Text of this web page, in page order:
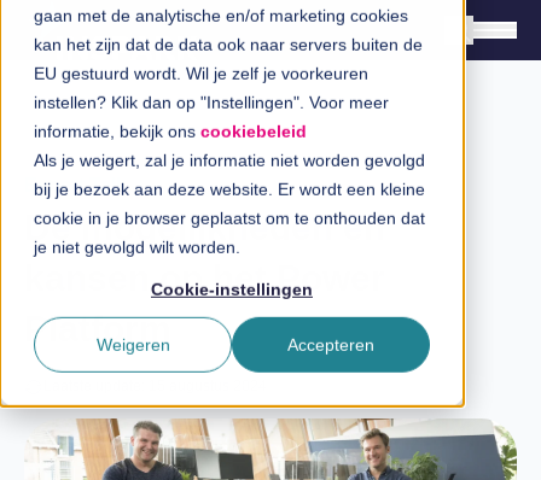
gaan met de analytische en/of marketing cookies
kan het zijn dat de data ook naar servers buiten de
EU gestuurd wordt. Wil je zelf je voorkeuren
instellen? Klik dan op "Instellingen". Voor meer
informatie, bekijk ons cookiebeleid
Als je weigert, zal je informatie niet worden gevolgd
bij je bezoek aan deze website. Er wordt een kleine
cookie in je browser geplaatst om te onthouden dat
je niet gevolgd wilt worden.
Cookie-instellingen
Accepteren
Weigeren
Oplossingen
Branches
InSpiratiecentrum
Direct in contact
Over InSpark
Expert Talk
De mogelijkheden en
kansen op het Power
Platform